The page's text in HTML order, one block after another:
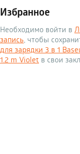
Избранное
Необходимо войти в
запись, чтобы
для зарядки 3 в 1
1.2 m Violet в свои